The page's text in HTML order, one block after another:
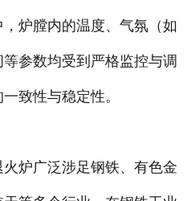
炉膛内的温度、气氛（如
参数均受到严格监控与调
致性与稳定性。
炉广泛涉足钢铁、有色金